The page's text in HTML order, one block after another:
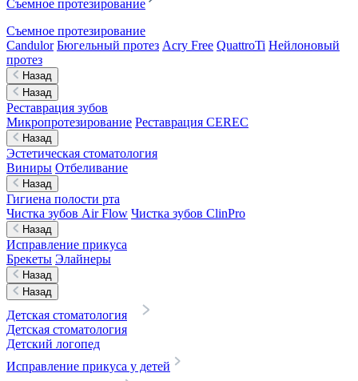
Съемное протезирование
Съемное протезирование
Candulor Бюгельный протез Acry Free QuattroTi Нейлоновый
протез
Назад
Назад
Реставрация зубов
Микропротезирование Реставрация CEREC
Назад
Эстетическая стоматология
Виниры Отбеливание
Назад
Гигиена полости рта
Чистка зубов Air Flow Чистка зубов ClinPro
Назад
Исправление прикуса
Брекеты Элайнеры
Назад
Назад
Детская стоматология
Детская стоматология
Детский логопед
Исправление прикуса у детей